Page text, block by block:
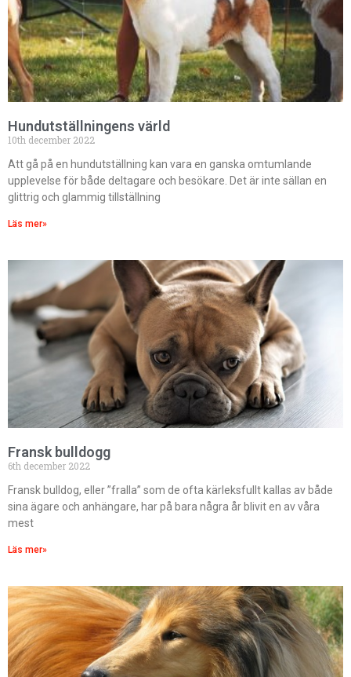
Hundutställningens värld
10th december 2022
Att gå på en hundutställning kan vara en ganska omtumlande
upplevelse för både deltagare och besökare. Det är inte sällan en
glittrig och glammig tillställning
Läs mer»
Fransk bulldogg
6th december 2022
Fransk bulldog, eller ”fralla” som de ofta kärleksfullt kallas av både
sina ägare och anhängare, har på bara några år blivit en av våra
mest
Läs mer»